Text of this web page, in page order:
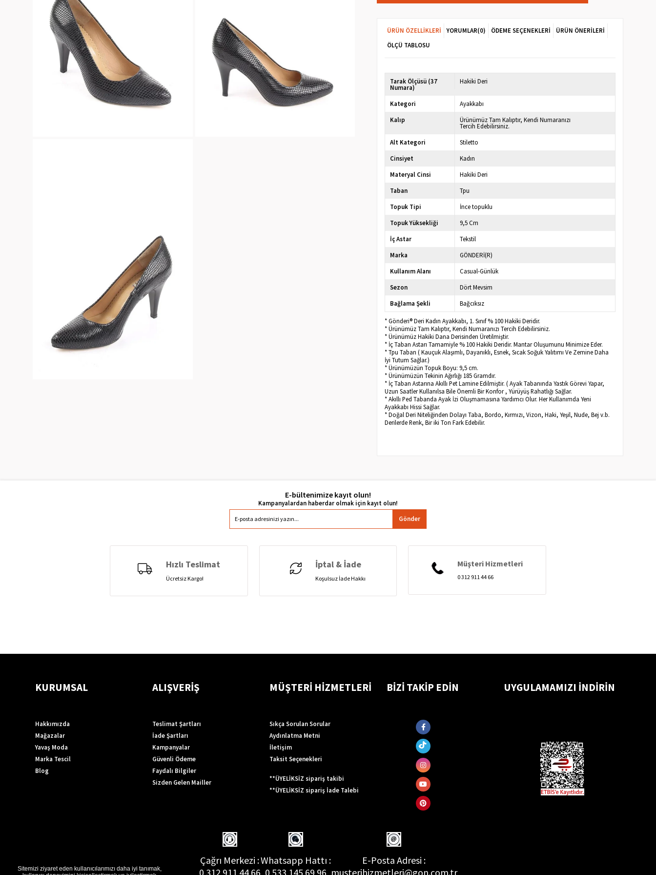
ÜRÜN ÖZELLIKLERI YORUMLAR(0) ÖDEME SEÇENEKLERI
ÜRÜN ÖNERILERI
ÖLÇÜ TABLOSU
Tarak Ölçüsü (37
Numara)
Hakiki Deri
Kategori
Ayakkabı
Kalıp
Ürünümüz Tam Kalıptır, Kendi Numaranızı
Tercih Edebilirsiniz.
Alt Kategori
Stiletto
Cinsiyet
Kadın
Materyal Cinsi
Hakiki Deri
Taban
Tpu
Topuk Tipi
İnce topuklu
Topuk Yüksekliği
9,5 Cm
İç Astar
Tekstil
Marka
GÖNDERİ(R)
Kullanım Alanı
Casual-Günlük
Sezon
Dört Mevsim
Bağlama Şekli
Bağcıksız
* Gönderi® Deri Kadın Ayakkabı, 1. Sınıf % 100 Hakiki Deridir.
* Ürünümüz Tam Kalıptır, Kendi Numaranızı Tercih Edebilirsiniz.
* Ürünümüz Hakiki Dana Derisinden Üretilmiştir.
* İç Taban Astarı Tamamiyle % 100 Hakiki Deridir. Mantar Oluşumunu Minimize Eder.
* Tpu Taban ( Kauçuk Alaşımlı, Dayanıklı, Esnek, Sıcak Soğuk Yalıtımı Ve Zemine Daha
İyi Tutum Sağlar.)
* Ürünümüzün Topuk Boyu: 9,5 cm.
* Ürünümüzün Tekinin Ağırlığı 185 Gramdır.
* İç Taban Astarına Akıllı Pet Lamine Edilmiştir. ( Ayak Tabanında Yastık Görevi Yapar,
Uzun Saatler Kullanılsa Bile Önemli Bir Konfor , Yürüyüş Rahatlığı Sağlar.
* Akıllı Ped Tabanda Ayak İzi Oluşmamasına Yardımcı Olur. Her Kullanımda Yeni
Ayakkabı Hissi Sağlar.
* Doğal Deri Niteliğinden Dolayı Taba, Bordo, Kırmızı, Vizon, Haki, Yeşil, Nude, Bej v.b.
Derilerde Renk, Bir iki Ton Fark Edebilir.
E-bültenimize kayıt olun!
Gönder
Hızlı Teslimat
Ücretsiz Kargo!
İptal & İade
Koşulsuz İade Hakkı
Müşteri Hizmetleri
0 312 911 44 66
KURUMSAL
Hakkımızda
Mağazalar
Yavaş Moda
Marka Tescil
Blog
ALIŞVERİŞ
Teslimat Şartları
İade Şartları
Kampanyalar
Güvenli Ödeme
Faydalı Bilgiler
Sizden Gelen Mailler
MÜŞTERİ HİZMETLERİ
Sıkça Sorulan Sorular
Aydınlatma Metni
İletişim
Taksit Seçenekleri
**ÜYELİKSİZ sipariş takibi
**ÜYELİKSİZ sipariş İade Talebi
BİZİ TAKİP EDİN UYGULAMAMIZI İNDİRİN
Çağrı Merkezi :
0 312 911 44 66
Whatsapp Hattı :
0 533 145 69 96
E-Posta Adresi :
musterihizmetleri@gon.com.tr
Sitemizi ziyaret eden kullanıcılarımızı daha iyi tanımak,